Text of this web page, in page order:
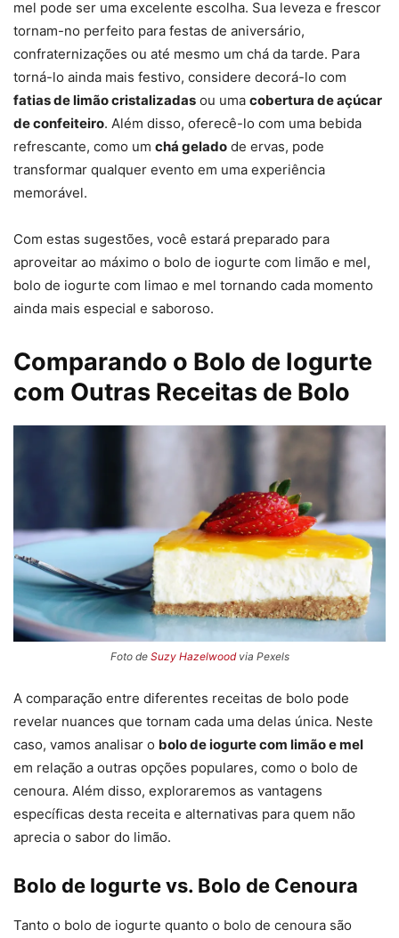
mel pode ser uma excelente escolha. Sua leveza e frescor
tornam-no perfeito para festas de aniversário,
confraternizações ou até mesmo um chá da tarde. Para
torná-lo ainda mais festivo, considere decorá-lo com
fatias de limão cristalizadas ou uma cobertura de açúcar
de confeiteiro. Além disso, oferecê-lo com uma bebida
refrescante, como um chá gelado de ervas, pode
transformar qualquer evento em uma experiência
memorável.
Com estas sugestões, você estará preparado para
aproveitar ao máximo o bolo de iogurte com limão e mel,
bolo de iogurte com limao e mel tornando cada momento
ainda mais especial e saboroso.
Comparando o Bolo de Iogurte
com Outras Receitas de Bolo
Foto de Suzy Hazelwoodvia Pexels
A comparação entre diferentes receitas de bolo pode
revelar nuances que tornam cada uma delas única. Neste
caso, vamos analisar o bolo de iogurte com limão e mel
em relação a outras opções populares, como o bolo de
cenoura. Além disso, exploraremos as vantagens
específicas desta receita e alternativas para quem não
aprecia o sabor do limão.
Bolo de Iogurte vs. Bolo de Cenoura
Tanto o bolo de iogurte quanto o bolo de cenoura são